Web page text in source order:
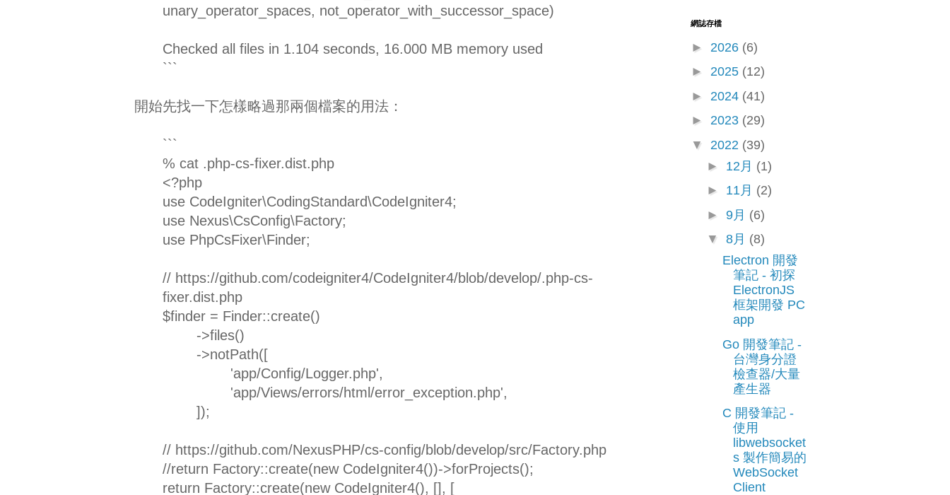
unary_operator_spaces, not_operator_with_successor_space)
Checked all files in 1.104 seconds, 16.000 MB memory used
```
開始先找一下怎樣略過那兩個檔案的用法：
```
% cat .php-cs-fixer.dist.php
<?php
use CodeIgniter\CodingStandard\CodeIgniter4;
use Nexus\CsConfig\Factory;
use PhpCsFixer\Finder;
// https://github.com/codeigniter4/CodeIgniter4/blob/develop/.php-cs-
fixer.dist.php
$finder = Finder::create()
->files()
->notPath([
'app/Config/Logger.php',
'app/Views/errors/html/error_exception.php',
]);
// https://github.com/NexusPHP/cs-config/blob/develop/src/Factory.php
//return Factory::create(new CodeIgniter4())->forProjects();
return Factory::create(new CodeIgniter4(), [], [
網誌存檔
► 2026 (6)
► 2025 (12)
► 2024 (41)
► 2023 (29)
▼ 2022 (39)
► 12月 (1)
► 11月 (2)
► 9月 (6)
▼ 8月 (8)
Electron 開發
筆記 - 初探
ElectronJS
框架開發 PC
app
Go 開發筆記 -
台灣身分證
檢查器/大量
產生器
C 開發筆記 -
使用
libwebsocket
s 製作簡易的
WebSocket
Client